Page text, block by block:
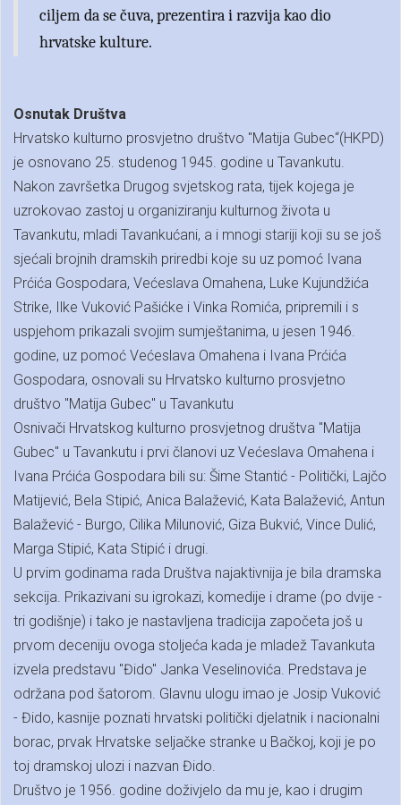
ciljem da se čuva, prezentira i razvija kao dio
hrvatske kulture.
Osnutak Društva
Hrvatsko kulturno prosvjetno društvo "Matija Gubec“(HKPD)
je osnovano 25. studenog 1945. godine u Tavankutu.
Nakon završetka Drugog svjetskog rata, tijek kojega je
uzrokovao zastoj u organiziranju kulturnog života u
Tavankutu, mladi Tavankućani, a i mnogi stariji koji su se još
sjećali brojnih dramskih priredbi koje su uz pomoć Ivana
Prćića Gospodara, Većeslava Omahena, Luke Kujundžića
Strike, Ilke Vuković Pašićke i Vinka Romića, pripremili i s
uspjehom prikazali svojim sumještanima, u jesen 1946.
godine, uz pomoć Većeslava Omahena i Ivana Prćića
Gospodara, osnovali su Hrvatsko kulturno prosvjetno
društvo "Matija Gubec" u Tavankutu
Osnivači Hrvatskog kulturno prosvjetnog društva "Matija
Gubec" u Tavankutu i prvi članovi uz Većeslava Omahena i
Ivana Prćića Gospodara bili su: Šime Stantić - Politički, Lajčo
Matijević, Bela Stipić, Anica Balažević, Kata Balažević, Antun
Balažević - Burgo, Cilika Milunović, Giza Bukvić, Vince Dulić,
Marga Stipić, Kata Stipić i drugi.
U prvim godinama rada Društva najaktivnija je bila dramska
sekcija. Prikazivani su igrokazi, komedije i drame (po dvije -
tri godišnje) i tako je nastavljena tradicija započeta još u
prvom deceniju ovoga stoljeća kada je mladež Tavankuta
izvela predstavu "Đido" Janka Veselinovića. Predstava je
održana pod šatorom. Glavnu ulogu imao je Josip Vuković
- Đido, kasnije poznati hrvatski politički djelatnik i nacionalni
borac, prvak Hrvatske seljačke stranke u Bačkoj, koji je po
toj dramskoj ulozi i nazvan Đido.
Društvo je 1956. godine doživjelo da mu je, kao i drugim